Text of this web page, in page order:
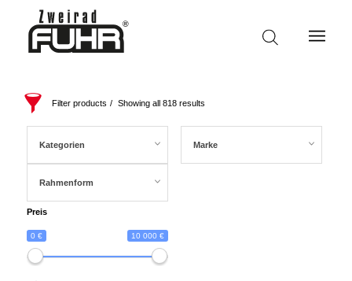
Filter products Showing all 818 results
Kategorien Marke
Rahmenform
Preis
0 € 10 000 €